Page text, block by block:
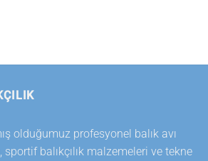
olduğumuz profesyonel balık avı
sportif balıkçılık malzemeleri ve tekne